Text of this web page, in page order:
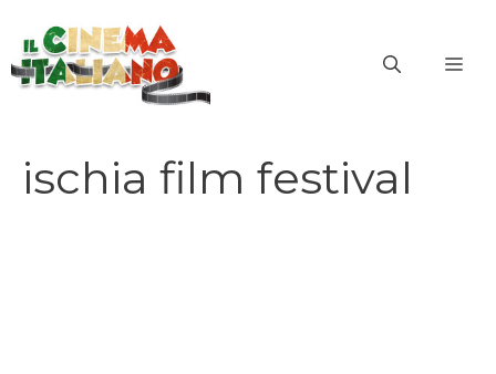
contenuto
ischia film festival